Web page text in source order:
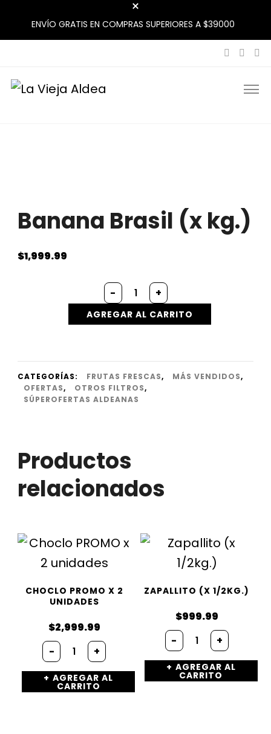
ENVÍO GRATIS EN COMPRAS SUPERIORES A $39000
La Vieja Aldea
Tu Mercado Natural Cerca
Banana Brasil (x kg.)
$1,999.99
- +
AGREGAR AL CARRITO
CATEGORÍAS: FRUTAS FRESCAS, MÁS VENDIDOS,
OFERTAS, OTROS FILTROS,
SÚPEROFERTAS ALDEANAS
Productos
relacionados
CHOCLO PROMO X 2
UNIDADES
$2,999.99
-
+
AGREGAR AL
CARRITO
ZAPALLITO (X 1/2KG.)
$999.99
-
+
AGREGAR AL
CARRITO